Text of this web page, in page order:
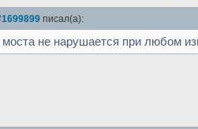
писал(а):
моста не нарушается при любом